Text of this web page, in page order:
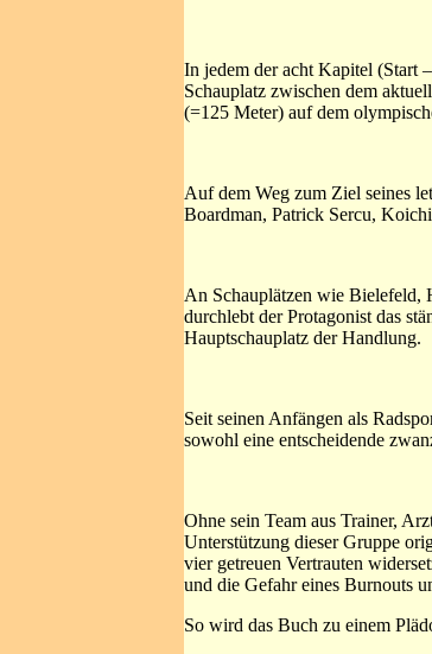
In jedem der acht Kapitel (Start
Schauplatz zwischen dem
(=125 Meter) auf dem
Auf dem Weg zum Ziel seines
Boardman, Patrick Sercu,
An Schauplätzen wie Bielefeld,
durchlebt der Protagonist das
Hauptschauplatz der Handlung.
Seit seinen Anfängen als
sowohl eine entscheidende
Ohne sein Team aus Trainer,
Unterstützung dieser Gruppe
vier getreuen Vertrauten
und die Gefahr eines Burnouts
So wird das Buch zu einem